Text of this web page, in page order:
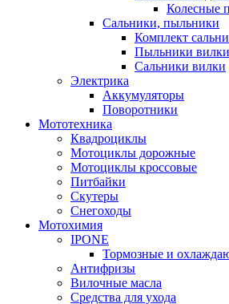
Колесные
Сальники, пыльники
Комплект
Пыльники вилки
Сальники вилки
Электрика
Аккумуляторы
Поворотники
Мототехника
Квадроциклы
Мотоциклы дорожные
Мотоциклы кроссовые
Питбайки
Скутеры
Снегоходы
Мотохимия
IPONE
Тормозные и
Антифризы
Вилочные масла
Средства для ухода